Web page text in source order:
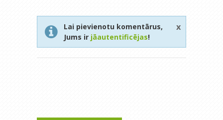
Lai pievienotu komentārus,
Jums ir jāautentificējas!
x